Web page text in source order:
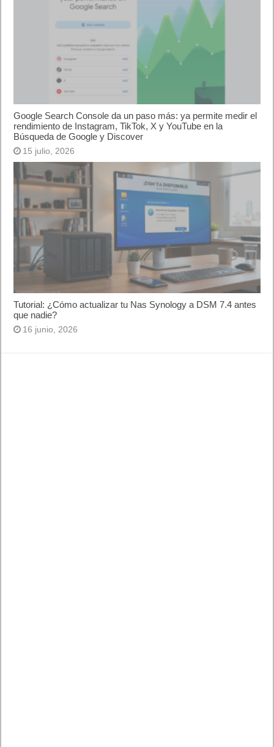
Google Search Console da un paso más: ya permite medir el
rendimiento de Instagram, TikTok, X y YouTube en la
Búsqueda de Google y Discover
15 julio, 2026
Tutorial: ¿Cómo actualizar tu Nas Synology a DSM 7.4 antes
que nadie?
16 junio, 2026